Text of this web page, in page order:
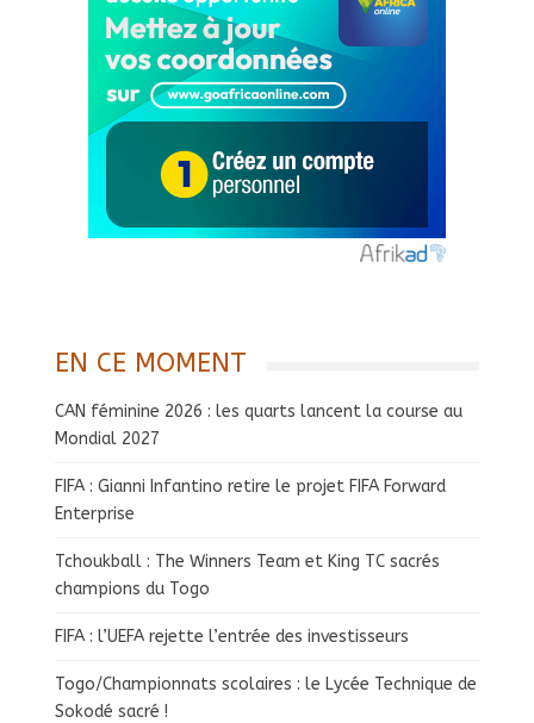
EN CE MOMENT
CAN féminine 2026 : les quarts lancent la course au
Mondial 2027
FIFA : Gianni Infantino retire le projet FIFA Forward
Enterprise
Tchoukball : The Winners Team et King TC sacrés
champions du Togo
FIFA : l’UEFA rejette l’entrée des investisseurs
Togo/Championnats scolaires : le Lycée Technique de
Sokodé sacré !